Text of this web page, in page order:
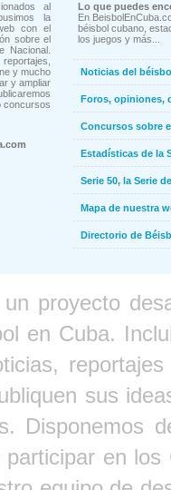
al
la
con el
sobre el
Nacional.
y mucho
y ampliar
concursos
Lo que puedes
En
béisbol cubano,
los juegos y más...
Noticias del
Foros, opiniones,
Concursos sobre
Estadísticas de la
Serie 50, la Serie
Mapa de nuestra
Directorio de
proyecto
en Cuba.
sus
Disponemos
en